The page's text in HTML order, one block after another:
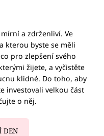
a zdrženliví. Ve
kterou byste se měli
pro zlepšení svého
žijete, a vyčistěte
klidné. Do toho, aby
investovali velkou část
o něj.
DEN